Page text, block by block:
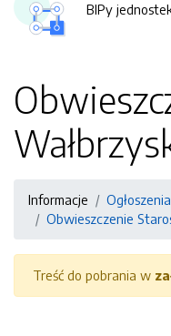
BIPy
Informacje
Obwieszczenie
Treść do pobrania w